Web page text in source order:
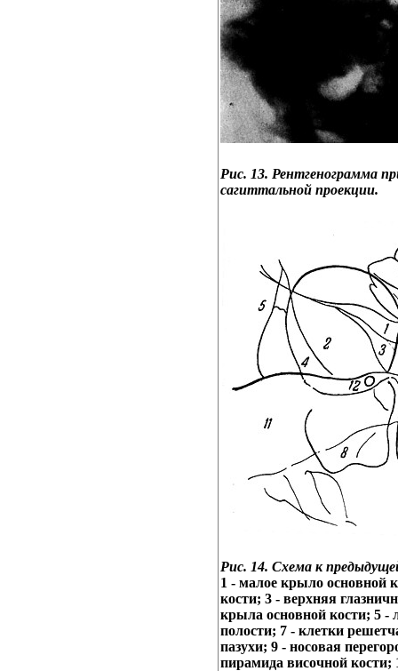
Рис. 13. Рентгенограмма
сагиттальной проекции.
Рис. 14. Схема к
1 - малое крыло основной
кости; 3 - верхняя
крыла основной кости; 5 -
полости; 7 - клетки
пазухи; 9 - носовая
пирамида височной кости;